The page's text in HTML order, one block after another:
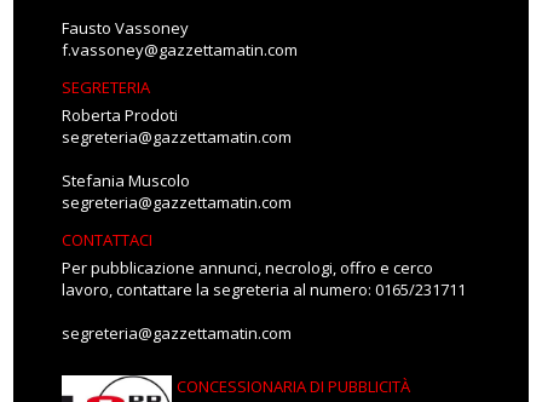
Fausto Vassoney
f.vassoney@gazzettamatin.com
SEGRETERIA
Roberta Prodoti
segreteria@gazzettamatin.com
Stefania Muscolo
segreteria@gazzettamatin.com
CONTATTACI
Per pubblicazione annunci, necrologi, offro e cerco
lavoro, contattare la segreteria al numero: 0165/231711
segreteria@gazzettamatin.com
CONCESSIONARIA DI PUBBLICITÀ